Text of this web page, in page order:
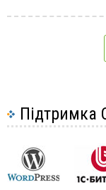
в полі "Домен"
натиснути на
Підтримка